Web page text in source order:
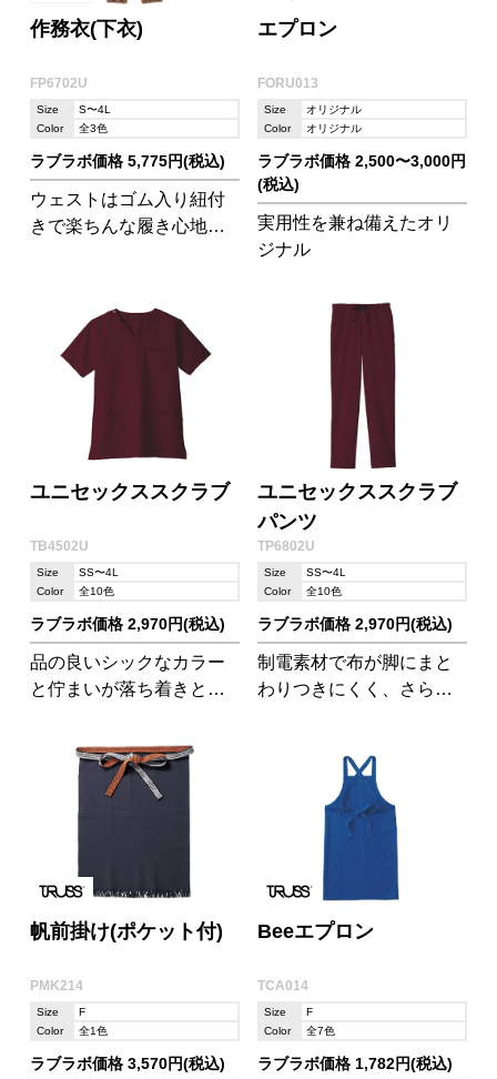
作務衣(下衣)
FP6702U
Size
S〜4L
Color
全3色
ラブラボ価格 5,775円(税込)
ウェストはゴム入り紐付
きで楽ちんな履き心地が
とも可能です。
エプロン
FORU013
Size
オリジナル
Color
オリジナル
ラブラボ価格 2,500〜3,000円
(税込)
実用性を兼ね備えたオリ
ジナル
ユニセックススクラブ
TB4502U
Size
SS〜4L
Color
全10色
ラブラボ価格 2,970円(税込)
品の良いシックなカラー
と佇まいが落ち着きと信
ユニセックススクラブ
パンツ
TP6802U
Size
SS〜4L
Color
全10色
ラブラボ価格 2,970円(税込)
制電素材で布が脚にまと
わりつきにくく、さらり
帆前掛け(ポケット付)
PMK214
Size
F
Color
全1色
ラブラボ価格 3,570円(税込)
Beeエプロン
TCA014
Size
F
Color
全7色
ラブラボ価格 1,782円(税込)